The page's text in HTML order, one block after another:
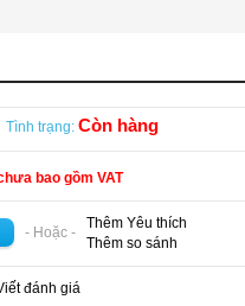
Tình trạng: Còn hàng
bao gồm VAT
- Hoặc -
Thêm Yêu thích
Thêm so sánh
đánh giá